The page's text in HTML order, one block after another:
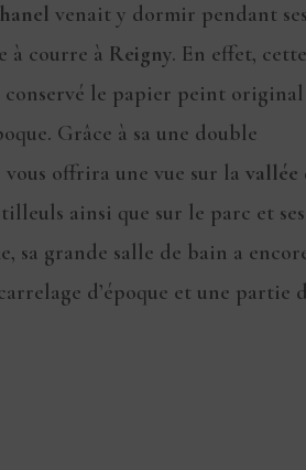
venait y dormir pendant ses
à courre à Reigny. En effet, cette
conservé le papier peint original
Grâce à sa une double
offrira une vue sur la vallée
ainsi que sur le parc et ses
sa grande salle de bain a
d’époque et une partie